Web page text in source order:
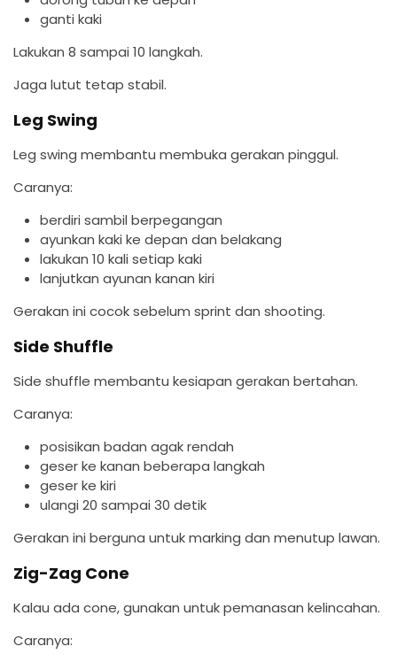
ganti kaki
Lakukan 8 sampai 10 langkah.
Jaga lutut tetap stabil.
Leg Swing
Leg swing membantu membuka gerakan pinggul.
Caranya:
berdiri sambil berpegangan
ayunkan kaki ke depan dan belakang
lakukan 10 kali setiap kaki
lanjutkan ayunan kanan kiri
Gerakan ini cocok sebelum sprint dan shooting.
Side Shuffle
Side shuffle membantu kesiapan gerakan bertahan.
Caranya:
posisikan badan agak rendah
geser ke kanan beberapa langkah
geser ke kiri
ulangi 20 sampai 30 detik
Gerakan ini berguna untuk marking dan menutup lawan.
Zig-Zag Cone
Kalau ada cone, gunakan untuk pemanasan kelincahan.
Caranya: